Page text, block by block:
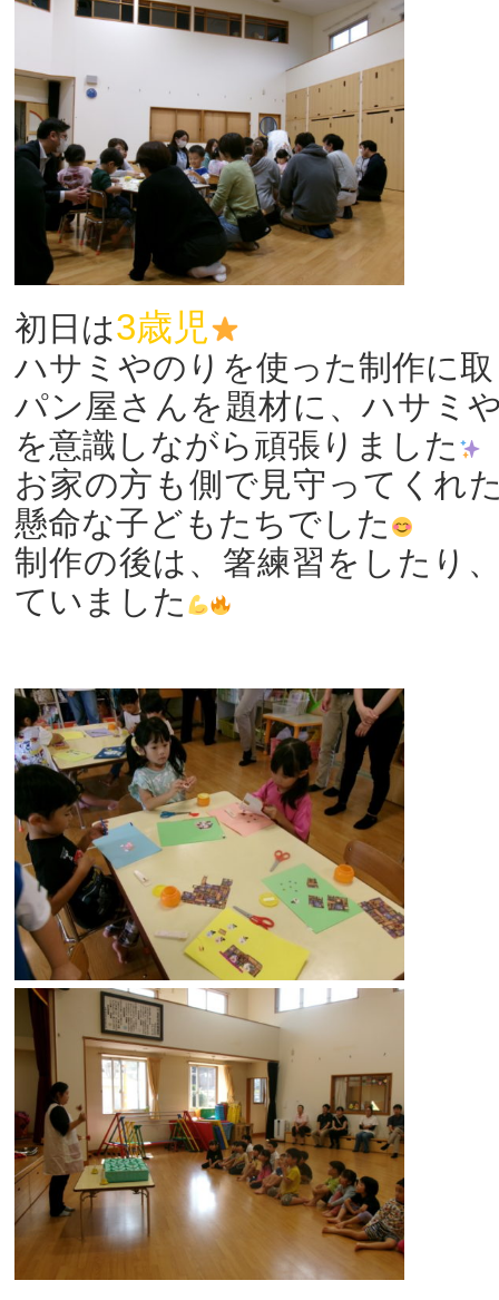
初日は3歳児
ハサミやのりを使った制作に
パン屋さんを題材に、ハサミ
を意識しながら頑張りました
お家の方も側で見守ってくれ
懸命な子どもたちでした
制作の後は、箸練習をしたり
ていました